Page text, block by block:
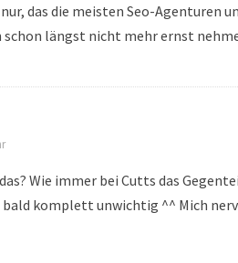
das die meisten Seo-Agenturen
längst nicht mehr ernst
Wie immer bei Cutts das
bald komplett unwichtig ^^ Mich